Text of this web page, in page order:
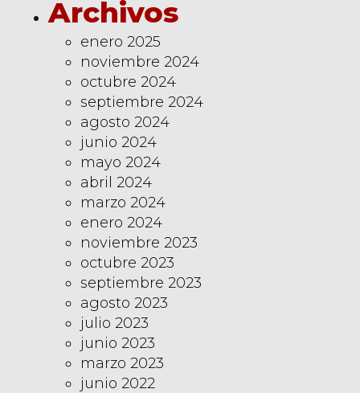
Archivos
enero 2025
noviembre 2024
octubre 2024
septiembre 2024
agosto 2024
junio 2024
mayo 2024
abril 2024
marzo 2024
enero 2024
noviembre 2023
octubre 2023
septiembre 2023
agosto 2023
julio 2023
junio 2023
marzo 2023
junio 2022